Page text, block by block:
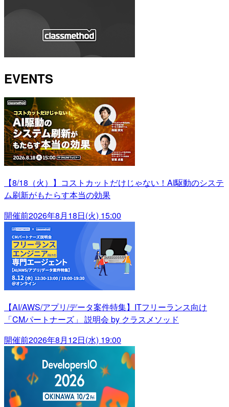
EVENTS
【8/18（火）】コストカットだけじゃない！AI駆動のシステ
ム刷新がもたらす本当の効果
開催前2026年8月18日(火) 15:00
【AI/AWS/アプリ/データ案件特集】ITフリーランス向け
「CMパートナーズ」 説明会 by クラスメソッド
開催前2026年8月12日(水) 19:00